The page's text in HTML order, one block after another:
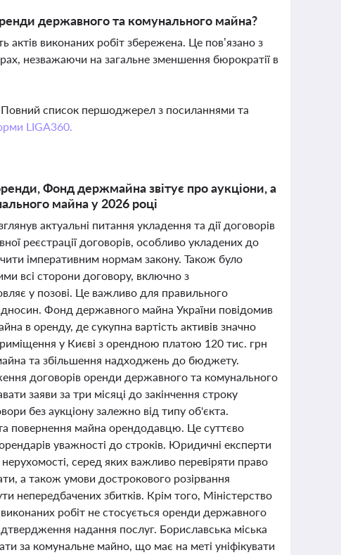
державного та комунального майна?
виконаних робіт збережена. Це пов’язано з
незважаючи на загальне зменшення бюрократії в
Повний список першоджерел з посиланнями та
LIGA360.
Фонд держмайна звітує про аукціони, а
майна у 2026 році
актуальні питання укладення та дії договорів
реєстрації договорів, особливо укладених до
імперативним нормам закону. Також було
всі сторони договору, включно з
у позові. Це важливо для правильного
Фонд державного майна України повідомив
в оренду, де сукупна вартість активів значно
у Києві з орендною платою 120 тис. грн
та збільшення надходжень до бюджету.
договорів оренди державного та комунального
заяви за три місяці до закінчення строку
без аукціону залежно від типу об'єкта.
повернення майна орендодавцю. Це суттєво
уважності до строків. Юридичні експерти
серед яких важливо перевіряти право
а також умови дострокового розірвання
збитків. Крім того, Міністерство
робіт не стосується оренди державного
надання послуг. Бориславська міська
за комунальне майно, що має на меті уніфікувати